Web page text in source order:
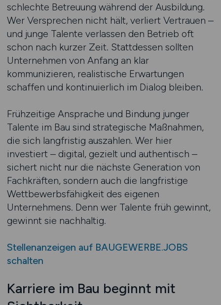
schlechte Betreuung während der Ausbildung.
Wer Versprechen nicht hält, verliert Vertrauen –
und junge Talente verlassen den Betrieb oft
schon nach kurzer Zeit. Stattdessen sollten
Unternehmen von Anfang an klar
kommunizieren, realistische Erwartungen
schaffen und kontinuierlich im Dialog bleiben.
Frühzeitige Ansprache und Bindung junger
Talente im Bau sind strategische Maßnahmen,
die sich langfristig auszahlen. Wer hier
investiert – digital, gezielt und authentisch –
sichert nicht nur die nächste Generation von
Fachkräften, sondern auch die langfristige
Wettbewerbsfähigkeit des eigenen
Unternehmens. Denn wer Talente früh gewinnt,
gewinnt sie nachhaltig.
Stellenanzeigen auf BAUGEWERBE.JOBS
schalten
Karriere im Bau beginnt mit